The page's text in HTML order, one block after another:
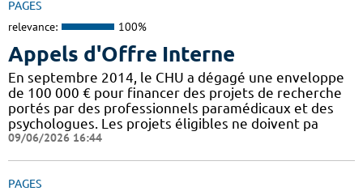
PAGES
relevance: 100%
Appels d'Offre Interne
En septembre 2014, le CHU a dégagé une enveloppe
de 100 000 € pour financer des projets de recherche
portés par des professionnels paramédicaux et des
psychologues. Les projets éligibles ne doivent pa
09/06/2026 16:44
PAGES